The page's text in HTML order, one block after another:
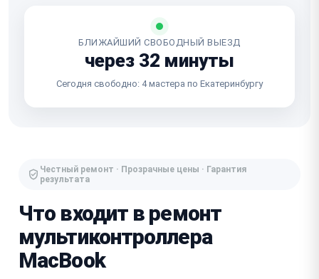
БЛИЖАЙШИЙ СВОБОДНЫЙ ВЫЕЗД
через 32 минуты
Сегодня свободно: 4 мастера по Екатеринбургу
Честный ремонт · Прозрачные цены · Гарантия
результата
Что входит в ремонт
мультиконтроллера
MacBook